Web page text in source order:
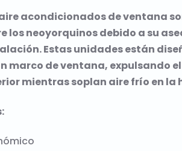
acondicionados de ventana
los neoyorquinos debido a su
Estas unidades están
marco de ventana, expulsando
mientras soplan aire frío en la